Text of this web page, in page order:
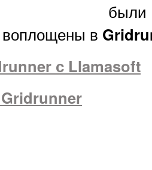
были
в
с Llamasoft